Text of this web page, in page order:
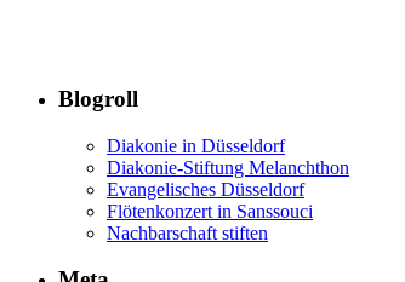
Blogroll
Diakonie in Düsseldorf
Diakonie-Stiftung Melanchthon
Evangelisches Düsseldorf
Flötenkonzert in Sanssouci
Nachbarschaft stiften